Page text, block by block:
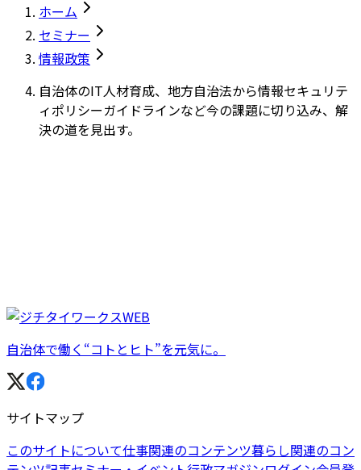
ホーム
セミナー
情報政策
自治体のIT人材育成、地方自治法から情報セキュリテ
ィポリシーガイドラインなど今の課題に切り込み、解
決の道を見出す。
自治体で働く“コトとヒト”を元気に。
サイトマップ
このサイトについて仕事関連のコンテンツ暮らし関連のコン